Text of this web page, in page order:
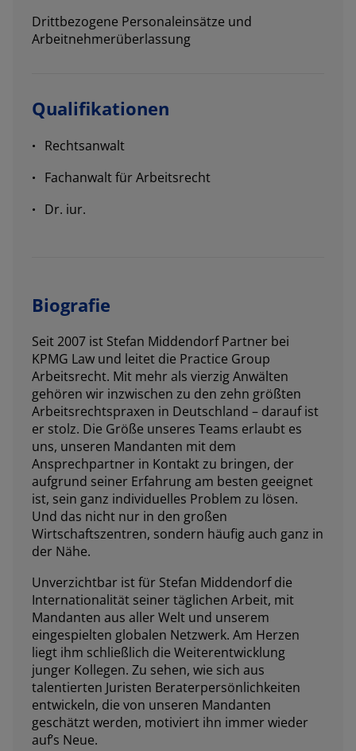
Drittbezogene Personaleinsätze und
Arbeitnehmerüberlassung
Qualifikationen
Rechtsanwalt
Fachanwalt für Arbeitsrecht
Dr. iur.
Biografie
Seit 2007 ist Stefan Middendorf Partner bei
KPMG Law und leitet die Practice Group
Arbeitsrecht. Mit mehr als vierzig Anwälten
gehören wir inzwischen zu den zehn größten
Arbeitsrechtspraxen in Deutschland – darauf ist
er stolz. Die Größe unseres Teams erlaubt es
uns, unseren Mandanten mit dem
Ansprechpartner in Kontakt zu bringen, der
aufgrund seiner Erfahrung am besten geeignet
ist, sein ganz individuelles Problem zu lösen.
Und das nicht nur in den großen
Wirtschaftszentren, sondern häufig auch ganz in
der Nähe.
Unverzichtbar ist für Stefan Middendorf die
Internationalität seiner täglichen Arbeit, mit
Mandanten aus aller Welt und unserem
eingespielten globalen Netzwerk. Am Herzen
liegt ihm schließlich die Weiterentwicklung
junger Kollegen. Zu sehen, wie sich aus
talentierten Juristen Beraterpersönlichkeiten
entwickeln, die von unseren Mandanten
geschätzt werden, motiviert ihn immer wieder
auf’s Neue.